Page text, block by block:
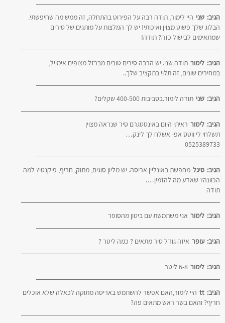
שני הגיב:
היי לימור, תודה רבה על הפירוט בהתחלה, זה ממש מה שחיפשתי.
הבלוג שלך פשוט מצוין ואיכותי! יש לך המלצות על מותגים של סירים
שמתאימים לבישול כזה? תודה!
לימור הגיב:
תודה שני. יש הרבה סירים טובים מברזל מצופים אימייל,
במחירים שונים, זה תלוי בתקציב שלך..
שני הגיב: תודה לימור.בסביבות 400-500 שקלים?
לימור הגיב:
ראיתי היום באינסטגרם סיר שנראה מצוין
תשלחי לי ווטס אפ- אשלח לך לינק…
0525389733
סיגל הגיב:
מחפשת באונליין אריסה. יש מליון סוגים, מתוק, חריף, פיקנטי? למה
הכוונה? שאדע מה להזמין….
תודה
לימור הגיב: אני משתמשת עם ביטון מהסופר
עופר הגיב: איזה גודל סיר מתאים ? כמה ליטר ?
לימור הגיב: 6-8 ליטר
tt הגיב:
היי לימור,האם אפשר להשתמש באריסה מתוקה לכאלה שלא אוכלים
חריף? והאם בשר ראש מתאים פה?